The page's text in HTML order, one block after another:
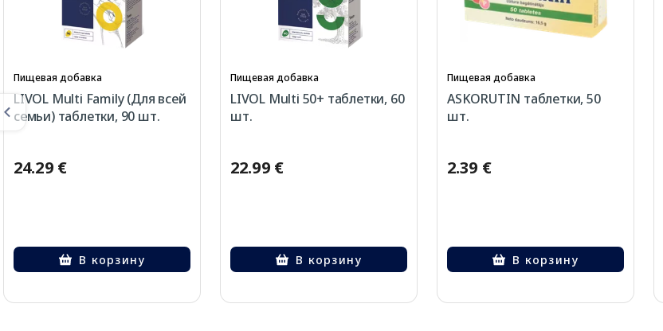
Пищевая добавка
LIVOL Multi Family (Для всей
семьи) таблетки, 90 шт.
24.29 €
В корзину
Пищевая добавка
LIVOL Multi 50+ таблетки, 60
шт.
22.99 €
В корзину
Пищевая добавка
ASKORUTIN таблетки, 50
шт.
2.39 €
В корзину